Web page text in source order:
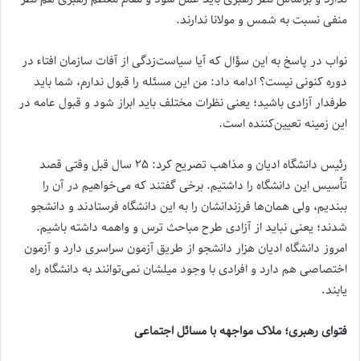
منفی نسبت به شمس و مولانا ندارند.
نواب در پاسخ به این سؤال که آیا سیاست‌زدگی از آفات سازمان افتاء در
دوره کنونی نیست؟ ادامه داد: من این مسئله را قبول ندارم، شما باید
طرفدار آزادی باشید؛ یعنی نظرات مختلف باید ابراز شود و قبول عامه در
این زمینه تعیین‌کننده است.
رئیس دانشگاه ادیان و مذاهب تصریح کرد: ۲۵ سال قبل وقتی قصد
تأسیس این دانشگاه را داشتیم. برخی گفتند که می‌خواهیم در آن را
ببندیم، ولی همان‌ها فرزندانشان را به این دانشگاه فرستادند و دانشجو
شدند؛ یعنی نباید از آزادی طرح مباحث ترس و واهمه داشته باشیم.
امروز دانشگاه ادیان هزار دانشجو از طریق آزمون سراسری دارد و آزمون
اختصاصی هم دارد و افرادی با وجود میلشان نمی‌توانند به دانشگاه راه
یابند.
فتوای رهبری؛ ملاک مواجهه با مسائل اجتماعی